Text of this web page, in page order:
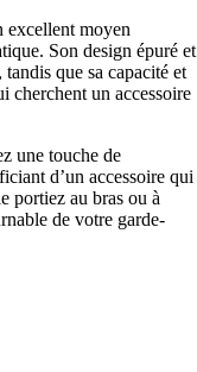
excellent moyen
Son design épuré et
que sa capacité et
cherchent un accessoire
une touche de
d’un accessoire qui
portiez au bras ou à
de votre garde-